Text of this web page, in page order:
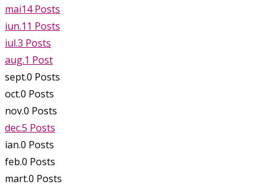
mai14 Posts
iun.11 Posts
iul.3 Posts
aug.1 Post
sept.0 Posts
oct.0 Posts
nov.0 Posts
dec.5 Posts
ian.0 Posts
feb.0 Posts
mart.0 Posts